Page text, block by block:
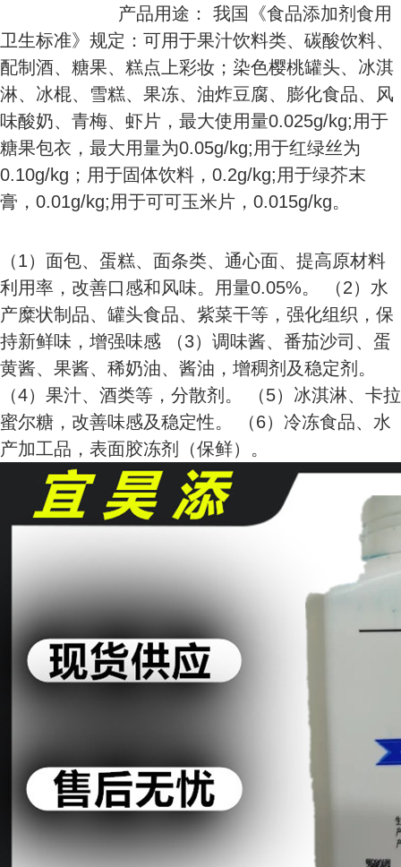
产品用途： 我国《食品添加剂食用
卫生标准》规定：可用于果汁饮料类、碳酸饮料、
配制酒、糖果、糕点上彩妆；染色樱桃罐头、冰淇
淋、冰棍、雪糕、果冻、油炸豆腐、膨化食品、风
味酸奶、青梅、虾片，最大使用量0.025g/kg;用于
糖果包衣，最大用量为0.05g/kg;用于红绿丝为
0.10g/kg；用于固体饮料，0.2g/kg;用于绿芥末
膏，0.01g/kg;用于可可玉米片，0.015g/kg。
（1）面包、蛋糕、面条类、通心面、提高原材料
利用率，改善口感和风味。用量0.05%。 （2）水
产糜状制品、罐头食品、紫菜干等，强化组织，保
持新鲜味，增强味感 （3）调味酱、番茄沙司、蛋
黄酱、果酱、稀奶油、酱油，增稠剂及稳定剂。
（4）果汁、酒类等，分散剂。 （5）冰淇淋、卡拉
蜜尔糖，改善味感及稳定性。 （6）冷冻食品、水
产加工品，表面胶冻剂（保鲜）。